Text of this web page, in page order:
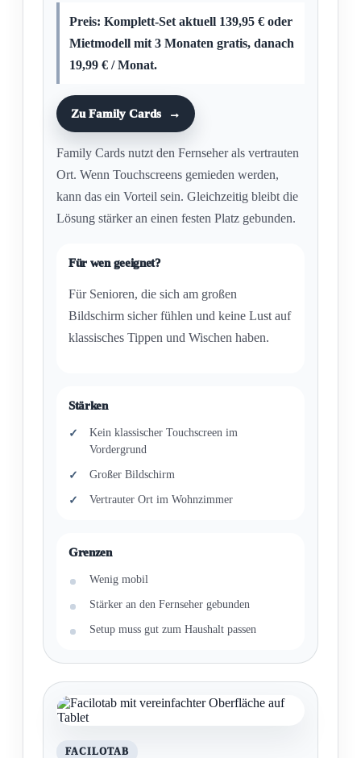
Preis: Komplett-Set aktuell 139,95 € oder
Mietmodell mit 3 Monaten gratis, danach
19,99 € / Monat.
Zu Family Cards
Family Cards nutzt den Fernseher als vertrauten
Ort. Wenn Touchscreens gemieden werden,
kann das ein Vorteil sein. Gleichzeitig bleibt die
Lösung stärker an einen festen Platz gebunden.
Für wen geeignet?
Für Senioren, die sich am großen
Bildschirm sicher fühlen und keine Lust auf
klassisches Tippen und Wischen haben.
Stärken
Kein klassischer Touchscreen im
Vordergrund
Großer Bildschirm
Vertrauter Ort im Wohnzimmer
Grenzen
Wenig mobil
Stärker an den Fernseher gebunden
Setup muss gut zum Haushalt passen
FACILOTAB